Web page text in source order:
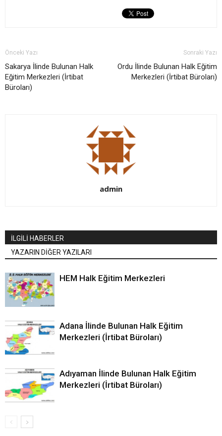
Önceki Yazı
Sakarya İlinde Bulunan Halk
Eğitim Merkezleri (İrtibat
Büroları)
Sonraki Yazı
Ordu İlinde Bulunan Halk Eğitim
Merkezleri (İrtibat Büroları)
admin
İLGİLİ HABERLER
YAZARIN DİĞER YAZILARI
HEM Halk Eğitim Merkezleri
Adana İlinde Bulunan Halk Eğitim
Merkezleri (İrtibat Büroları)
Adıyaman İlinde Bulunan Halk Eğitim
Merkezleri (İrtibat Büroları)